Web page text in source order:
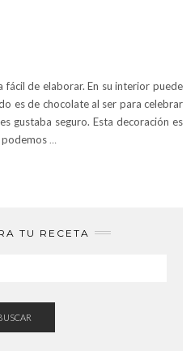
de elaborar. En su interior puede
es de chocolate al ser para celebrar
gustaba seguro. Esta decoración es
podemos …
TU RECETA